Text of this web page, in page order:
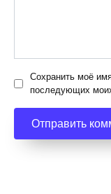
Сохранить моё
последующих